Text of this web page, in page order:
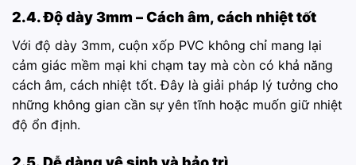
2.4. Độ dày 3mm – Cách âm, cách nhiệt tốt
Với độ dày 3mm, cuộn xốp PVC không chỉ mang lại
cảm giác mềm mại khi chạm tay mà còn có khả năng
cách âm, cách nhiệt tốt. Đây là giải pháp lý tưởng cho
những không gian cần sự yên tĩnh hoặc muốn giữ nhiệt
độ ổn định.